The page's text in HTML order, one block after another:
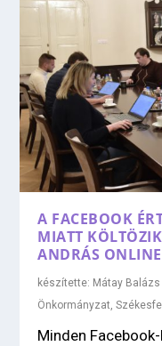
A FACEBOOK
MIATT
ANDRÁS
készítette: Mátay Balázs
Önkormányzat,
Minden